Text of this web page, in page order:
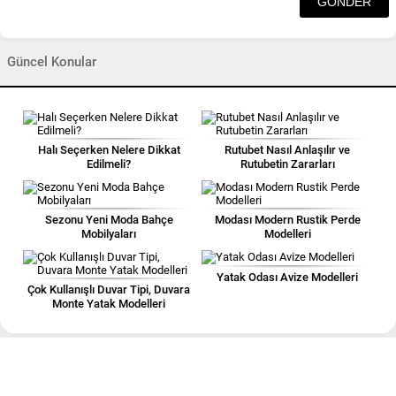
Güncel Konular
Halı Seçerken Nelere Dikkat
Edilmeli?
Rutubet Nasıl Anlaşılır ve
Rutubetin Zararları
Sezonu Yeni Moda Bahçe
Mobilyaları
Modası Modern Rustik Perde
Modelleri
Çok Kullanışlı Duvar Tipi, Duvara
Monte Yatak Modelleri
Yatak Odası Avize Modelleri